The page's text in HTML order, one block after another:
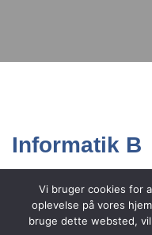
Informatik B
Informatiks kerne
Vi bruger cookies for
oplevelse på vores
bruge dette websted,